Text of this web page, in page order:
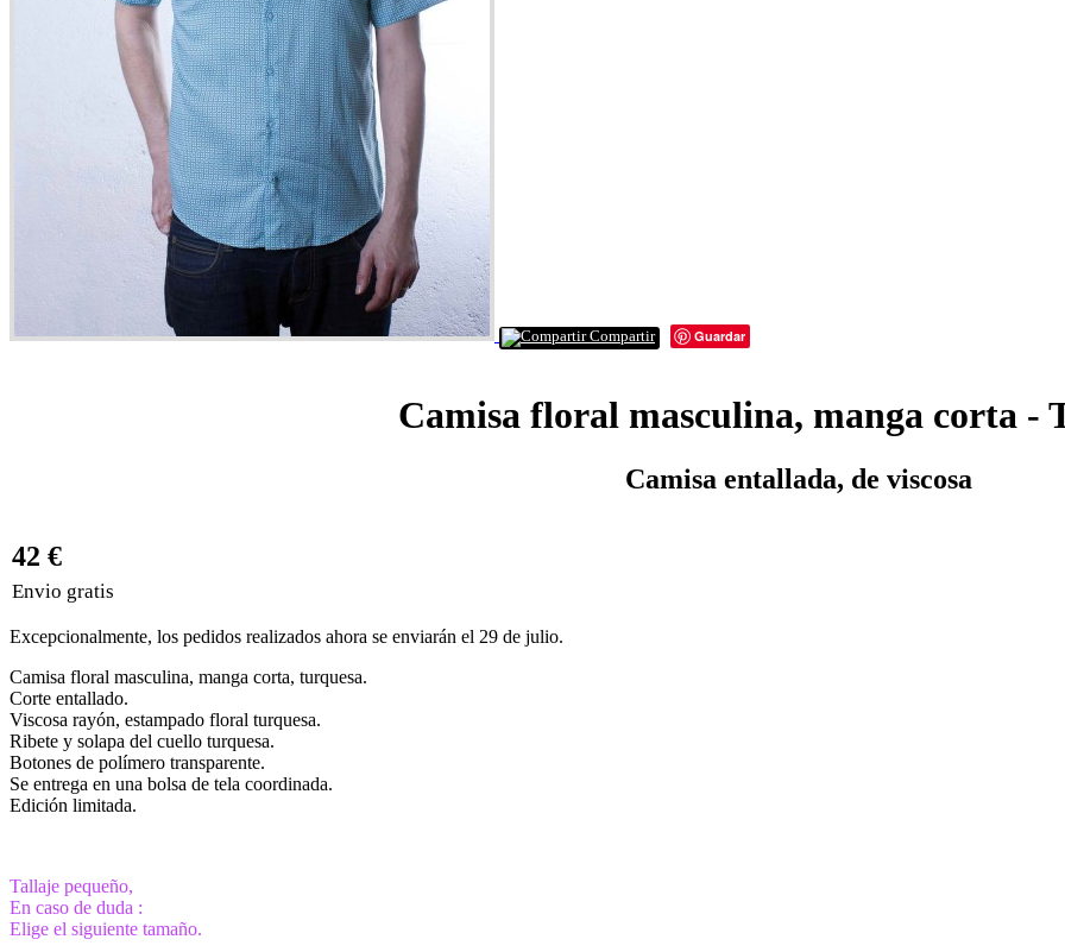
Compartir Guardar
Camisa floral masculina, manga corta -
Camisa entallada, de viscosa
42 €
Envio gratis
Excepcionalmente, los pedidos realizados ahora se enviarán el 29 de julio.
Camisa floral masculina, manga corta, turquesa.
Corte entallado.
Viscosa rayón, estampado floral turquesa.
Ribete y solapa del cuello turquesa.
Botones de polímero transparente.
Se entrega en una bolsa de tela coordinada.
Edición limitada.
Tallaje pequeño,
En caso de duda :
Elige el siguiente tamaño.